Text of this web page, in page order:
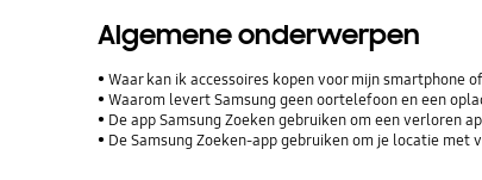
Algemene onderwerpen
Waar kan ik accessoires kopen voor mijn smartphone
Waarom levert Samsung geen oortelefoon en een
De app Samsung Zoeken gebruiken om een verloren
De Samsung Zoeken-app gebruiken om je locatie